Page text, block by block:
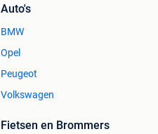
Auto's
BMW
Opel
Peugeot
Volkswagen
Fietsen en Brommers